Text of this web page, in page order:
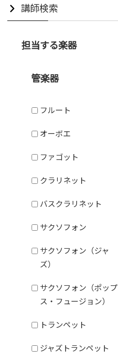
講師検索
担当する楽器
管楽器
フルート
オーボエ
ファゴット
クラリネット
バスクラリネット
サクソフォン
サクソフォン（ジャ
ズ）
サクソフォン（ポップ
ス・フュージョン）
トランペット
ジャズトランペット